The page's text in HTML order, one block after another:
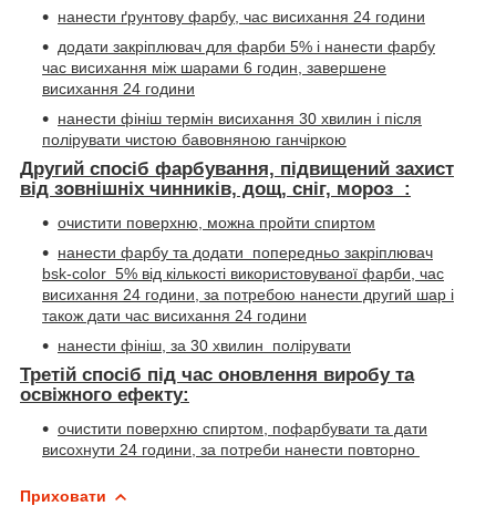
нанести ґрунтову фарбу, час висихання 24 години
додати закріплювач для фарби 5% і нанести фарбу
час висихання між шарами 6 годин, завершене
висихання 24 години
нанести фініш термін висихання 30 хвилин і після
полірувати чистою бавовняною ганчіркою
Другий спосіб фарбування, підвищений захист
від зовнішніх чинників, дощ, сніг, мороз :
очистити поверхню, можна пройти спиртом
нанести фарбу та додати попередньо закріплювач
bsk-color 5% від кількості використовуваної фарби, час
висихання 24 години, за потребою нанести другий шар і
також дати час висихання 24 години
нанести фініш, за 30 хвилин полірувати
Третій спосіб під час оновлення виробу та
освіжного ефекту:
очистити поверхню спиртом, пофарбувати та дати
висохнути 24 години, за потреби нанести повторно
Приховати